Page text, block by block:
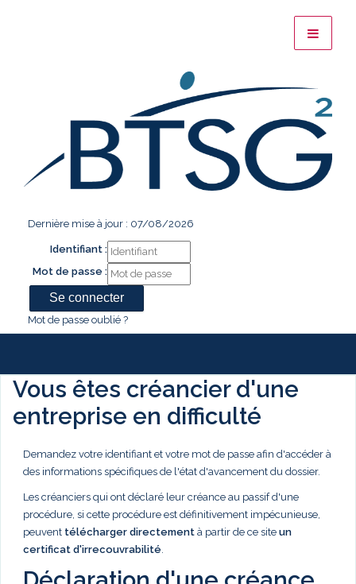
Dernière mise à jour : 07/08/2026
Identifiant :
Mot de passe :
Mot de passe oublié ?
Vous êtes créancier d'une
entreprise en difficulté
Demandez votre identifiant et votre mot de passe afin d'accéder à
des informations spécifiques de l'état d'avancement du dossier.
Les créanciers qui ont déclaré leur créance au passif d'une
procédure, si cette procédure est définitivement impécunieuse,
peuvent télécharger directement à partir de ce site un
certificat d'irrecouvrabilité.